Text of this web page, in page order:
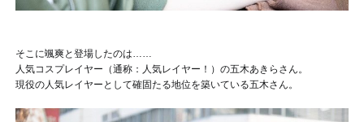
そこに颯爽と登場したのは……
人気コスプレイヤー（通称：人気レイヤー！）の五木あきらさん。
現役の人気レイヤーとして確固たる地位を築いている五木さん。